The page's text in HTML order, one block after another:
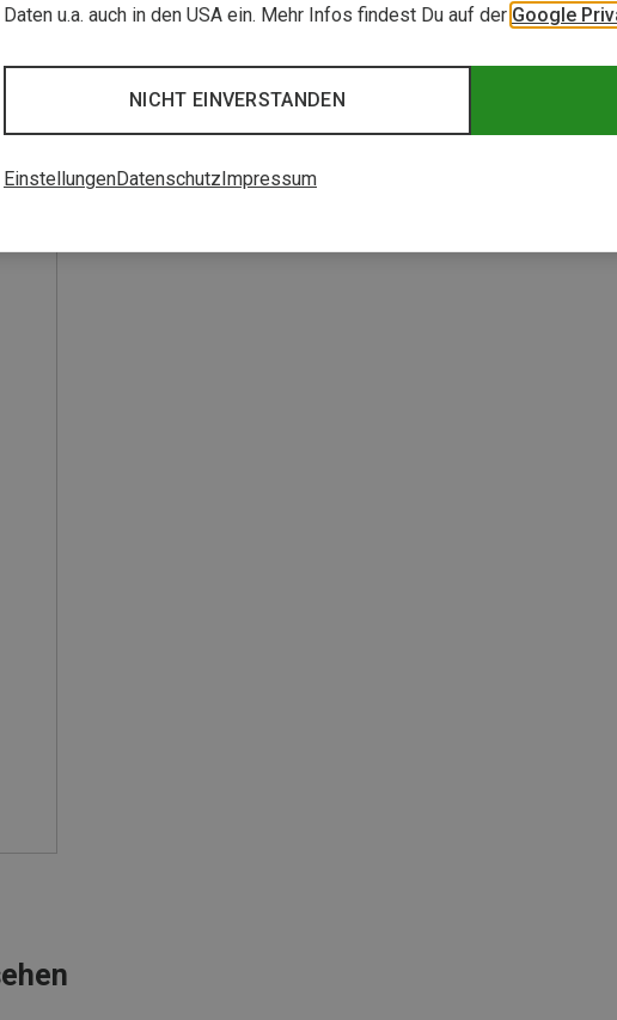
Daten u.a. auch in den USA ein. Mehr Infos findest Du auf der Google
NICHT EINVERSTANDEN
EinstellungenDatenschutzImpressum